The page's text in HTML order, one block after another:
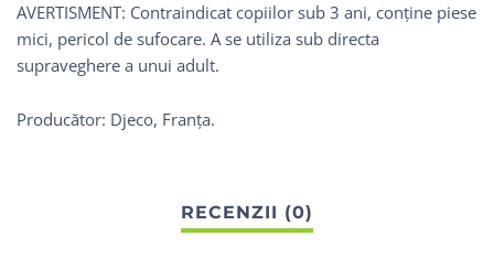
AVERTISMENT: Contraindicat copiilor sub 3 ani, conține piese
mici, pericol de sufocare. A se utiliza sub directa
supraveghere a unui adult.
Producător: Djeco, Franța.